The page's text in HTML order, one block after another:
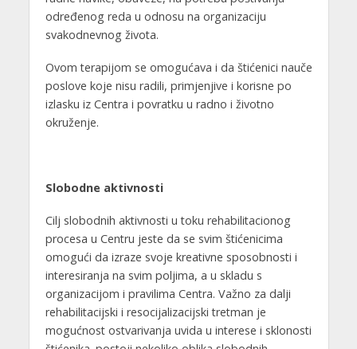
određenog reda u odnosu na organizaciju
svakodnevnog života.
Ovom terapijom se omogućava i da štićenici nauče
poslove koje nisu radili, primjenjive i korisne po
izlasku iz Centra i povratku u radno i životno
okruženje.
Slobodne aktivnosti
Cilj slobodnih aktivnosti u toku rehabilitacionog
procesa u Centru jeste da se svim štićenicima
omogući da izraze svoje kreativne sposobnosti i
interesiranja na svim poljima, a u skladu s
organizacijom i pravilima Centra. Važno za dalji
rehabilitacijski i resocijalizacijski tretman je
mogućnost ostvarivanja uvida u interese i sklonosti